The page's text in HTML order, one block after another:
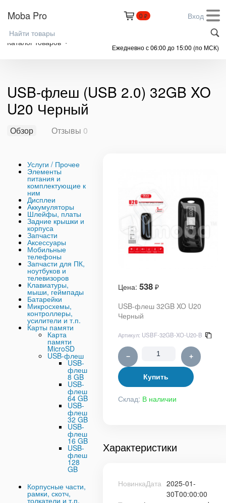
Moba Pro 0 ₽ Вход
Каталог товаров
+7 (999) 305-61-91
Ежедневно с 06:00 до 15:00 (по МСК)
USB-флеш (USB 2.0) 32GB XO
U20 Черный
Обзор Отзывы 0
Услуги / Прочее
Элементы
питания и
комплектующие к
ним
Дисплеи
Аккумуляторы
Шлейфы, платы
Задние крышки и
корпуса
Запчасти
Аксессуары
Мобильные
телефоны
Запчасти для ПК,
ноутбуков и
телевизоров
Клавиатуры,
мыши, геймпады
Батарейки
Микросхемы,
контроллеры,
усилители и т.п.
Карты памяти
Карта
памяти
MicroSD
USB-флеш
USB-
флеш
8 GB
USB-
флеш
64 GB
USB-
флеш
32 GB
USB-
флеш
16 GB
USB-
флеш
128
GB
Корпусные части,
рамки, скотч,
толкатели и т.п.
Цена: 538 ₽
USB-флеш 32GB XO U20
Черный
Артикул: USBF-32GB-XO-U20-B
− +
Купить
Склад: В наличии
Характеристики
НовинкаДата 2025-01-
30T00:00:00